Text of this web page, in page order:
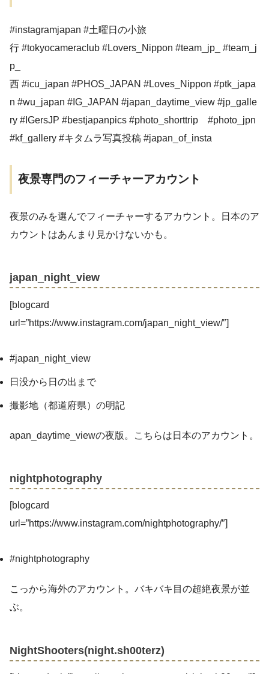
#instagramjapan #土曜日の小旅
行 #tokyocameraclub #Lovers_Nippon #team_jp_ #team_j
p_
西 #icu_japan #PHOS_JAPAN #Loves_Nippon #ptk_japa
n #wu_japan #IG_JAPAN #japan_daytime_view #jp_galle
ry #IGersJP #bestjapanpics #photo_shorttrip #photo_jpn
#kf_gallery #キタムラ写真投稿 #japan_of_insta
夜景専門のフィーチャーアカウント
夜景のみを選んでフィーチャーするアカウント。日本のア
カウントはあんまり見かけないかも。
japan_night_view
[blogcard
url=”https://www.instagram.com/japan_night_view/″]
#japan_night_view
日没から日の出まで
撮影地（都道府県）の明記
apan_daytime_viewの夜版。こちらは日本のアカウント。
nightphotography
[blogcard
url=”https://www.instagram.com/nightphotography/″]
#nightphotography
こっから海外のアカウント。バキバキ目の超絶夜景が並
ぶ。
NightShooters(night.sh00terz)